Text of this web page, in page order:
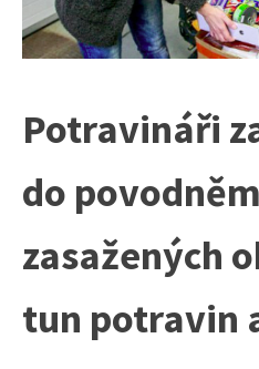
Potravináři
do
zasažených
tun potravin